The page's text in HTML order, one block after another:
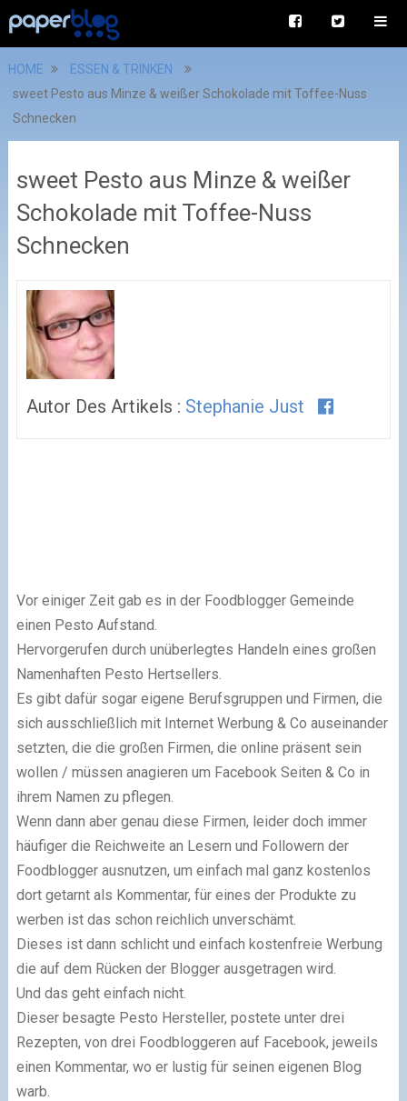
HOME
ESSEN & TRINKEN
sweet Pesto aus Minze & weißer Schokolade mit Toffee-Nuss
Schnecken
sweet Pesto aus Minze & weißer
Schokolade mit Toffee-Nuss
Schnecken
Autor Des Artikels : Stephanie Just
Vor einiger Zeit gab es in der Foodblogger Gemeinde
einen Pesto Aufstand.
Hervorgerufen durch unüberlegtes Handeln eines großen
Namenhaften Pesto Hertsellers.
Es gibt dafür sogar eigene Berufsgruppen und Firmen, die
sich ausschließlich mit Internet Werbung & Co auseinander
setzten, die die großen Firmen, die online präsent sein
wollen / müssen anagieren um Facebook Seiten & Co in
ihrem Namen zu pflegen.
Wenn dann aber genau diese Firmen, leider doch immer
häufiger die Reichweite an Lesern und Followern der
Foodblogger ausnutzen, um einfach mal ganz kostenlos
dort getarnt als Kommentar, für eines der Produkte zu
werben ist das schon reichlich unverschämt.
Dieses ist dann schlicht und einfach kostenfreie Werbung
die auf dem Rücken der Blogger ausgetragen wird.
Und das geht einfach nicht.
Dieser besagte Pesto Hersteller, postete unter drei
Rezepten, von drei Foodbloggeren auf Facebook, jeweils
einen Kommentar, wo er lustig für seinen eigenen Blog
warb.